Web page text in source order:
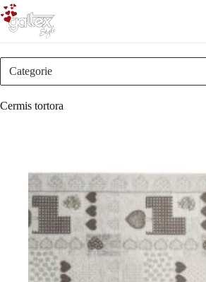
Salta
al
contenuto
Cermis tortora
Categorie